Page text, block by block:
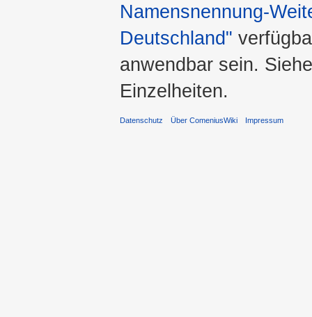
Namensnennung-
Deutschland"
anwendbar sein.
Einzelheiten.
Datenschutz Über ComeniusWiki Impressum